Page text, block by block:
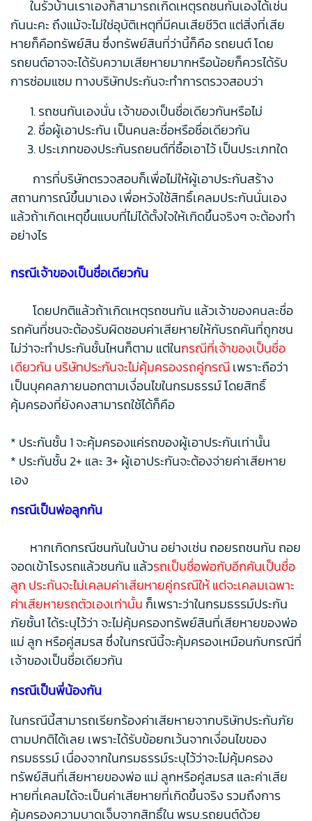
ในรั้วบ้านเราเองก็สามารถเกิดเหตุรถชนกันเองได้เช่น
กันนะคะ ถึงแม้จะไม่ใช่อุบัติเหตุที่มีคนเสียชีวิต แต่สิ่งที่เสีย
หายก็คือทรัพย์สิน ซึ่งทรัพย์สินที่ว่านี้ก็คือ รถยนต์ โดย
รถยนต์อาจจะได้รับความเสียหายมากหรือน้อยก็ควรได้รับ
การซ่อมแซม ทางบริษัทประกันจะทำการตรวจสอบว่า
รถชนกันเองนั่น เจ้าของเป็นชื่อเดียวกันหรือไม่
ชื่อผู้เอาประกัน เป็นคนละชื่อหรือชื่อเดียวกัน
ประเภทของประกันรถยนต์ที่ซื้อเอาไว้ เป็นประเภทใด
การที่บริษัทตรวจสอบก็เพื่อไม่ให้ผู้เอาประกันสร้าง
สถานการณ์ขึ้นมาเอง เพื่อหวังใช้สิทธิ์เคลมประกันนั่นเอง
แล้วถ้าเกิดเหตุขึ้นแบบที่ไม่ได้ตั้งใจให้เกิดขึ้นจริงๆ จะต้องทำ
อย่างไร
กรณีเจ้าของเป็นชื่อเดียวกัน
โดยปกติแล้วถ้าเกิดเหตุรถชนกัน แล้วเจ้าของคนละชื่อ
รถคันที่ชนจะต้องรับผิดชอบค่าเสียหายให้กับรถคันที่ถูกชน
ไม่ว่าจะทำประกันชั้นไหนก็ตาม แต่ในกรณีที่เจ้าของเป็นชื่อ
เดียวกัน บริษัทประกันจะไม่คุ้มครองรถคู่กรณี เพราะถือว่า
เป็นบุคคลภายนอกตามเงื่อนไขในกรมธรรม์ โดยสิทธิ์
คุ้มครองที่ยังคงสามารถใช้ได้ก็คือ
* ประกันชั้น 1 จะคุ้มครองแค่รถของผู้เอาประกันเท่านั้น
* ประกันชั้น 2+ และ 3+ ผู้เอาประกันจะต้องจ่ายค่าเสียหาย
เอง
กรณีเป็นพ่อลูกกัน
หากเกิดกรณีชนกันในบ้าน อย่างเช่น ถอยรถชนกัน ถอย
จอดเข้าโรงรถแล้วชนกัน แล้วรถเป็นชื่อพ่อกับอีกคันเป็นชื่อ
ลูก ประกันจะไม่เคลมค่าเสียหายคู่กรณีให้ แต่จะเคลมเฉพาะ
ค่าเสียหายรถตัวเองเท่านั้นก็เพราะว่าในกรมธรรม์ประกัน
ภัยชั้น1 ได้ระบุไว้ว่า จะไม่คุ้มครองทรัพย์สินที่เสียหายของพ่อ
แม่ ลูก หรือคู่สมรส ซึ่งในกรณีนี้จะคุ้มครองเหมือนกับกรณีที่
เจ้าของเป็นชื่อเดียวกัน
กรณีเป็นพี่น้องกัน
ในกรณีนี้สามารถเรียกร้องค่าเสียหายจากบริษัทประกันภัย
ตามปกติได้เลย เพราะได้รับข้อยกเว้นจากเงื่อนไขของ
กรมธรรม์ เนื่องจากในกรมธรรม์ระบุไว้ว่าจะไม่คุ้มครอง
ทรัพย์สินที่เสียหายของพ่อ แม่ ลูกหรือคู่สมรส และค่าเสีย
หายที่เคลมได้จะเป็นค่าเสียหายที่เกิดขึ้นจริง รวมถึงการ
คุ้มครองความบาดเจ็บจากสิทธิ์ใน พรบ.รถยนต์ด้วย